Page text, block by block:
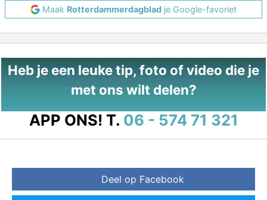
Maak Rotterdammerdagblad je Google-favoriet
Heb je een leuke tip, foto of video die je
met ons wilt delen?
APP ONS! T. 06 - 574 71 321
Deel op Facebook